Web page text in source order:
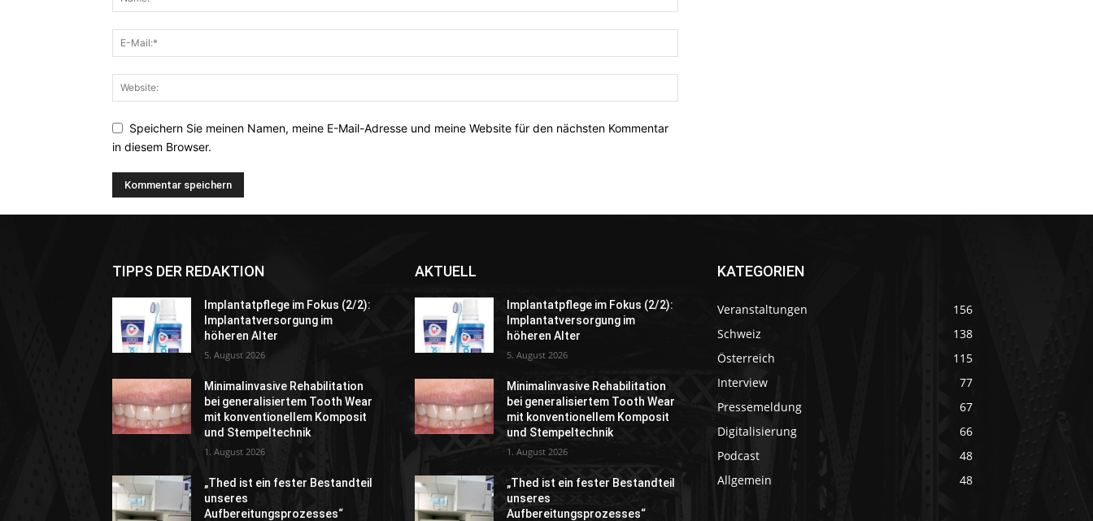
Speichern Sie meinen Namen, meine E-Mail-Adresse und meine Website für den nächsten Kommentar
in diesem Browser.
TIPPS DER REDAKTION
Implantatpflege im Fokus (2/2):
Implantatversorgung im
höheren Alter
5. August 2026
Minimalinvasive Rehabilitation
bei generalisiertem Tooth Wear
mit konventionellem Komposit
und Stempeltechnik
1. August 2026
„Thed ist ein fester Bestandteil
unseres
Aufbereitungsprozesses“
AKTUELL
Implantatpflege im Fokus (2/2):
Implantatversorgung im
höheren Alter
5. August 2026
Minimalinvasive Rehabilitation
bei generalisiertem Tooth Wear
mit konventionellem Komposit
und Stempeltechnik
1. August 2026
„Thed ist ein fester Bestandteil
unseres
Aufbereitungsprozesses“
KATEGORIEN
Veranstaltungen
156
Schweiz
138
Österreich
115
Interview
77
Pressemeldung
67
Digitalisierung
66
Podcast
48
Allgemein
48